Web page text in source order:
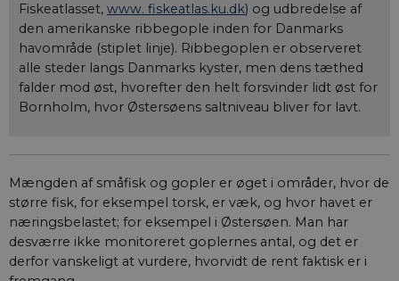
Fiskeatlasset, www. fiskeatlas.ku.dk) og udbredelse af
den amerikanske ribbegople inden for Danmarks
havområde (stiplet linje). Ribbegoplen er observeret
alle steder langs Danmarks kyster, men dens tæthed
falder mod øst, hvorefter den helt forsvinder lidt øst for
Bornholm, hvor Østersøens saltniveau bliver for lavt.
Mængden af småfisk og gopler er øget i områder, hvor de
større fisk, for eksempel torsk, er væk, og hvor havet er
næringsbelastet; for eksempel i Østersøen. Man har
desværre ikke monitoreret goplernes antal, og det er
derfor vanskeligt at vurdere, hvorvidt de rent faktisk er i